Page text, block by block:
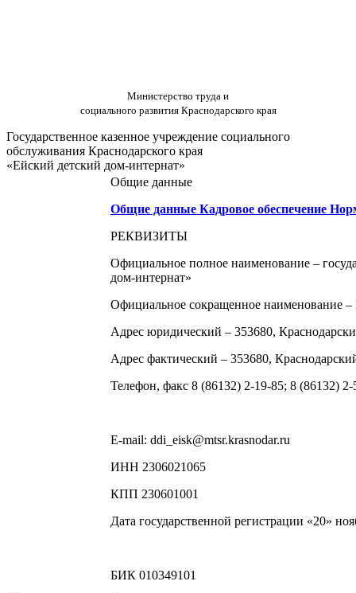
Министерство труда и
социального развития Краснодарского края
Государственное казенное учреждение социального
обслуживания Краснодарского края
«Ейский детский дом-интернат»
Общие данные
Общие данные Кадровое обеспечение
РЕКВИЗИТЫ
Официальное полное наименование –
дом-интернат»
Официальное сокращенное
Адрес юридический – 353680,
Адрес фактический – 353680,
Телефон, факс 8 (86132) 2-19-85; 8 (86132)
E-mail: ddi_eisk@mtsr.krasnodar.ru
ИНН 2306021065
КПП 230601001
Дата государственной регистрации «20»
БИК 010349101